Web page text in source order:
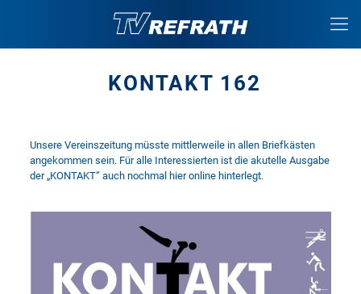
KONTAKT 162
Unsere Vereinszeitung müsste mittlerweile in allen Briefkästen
angekommen sein. Für alle Interessierten ist die akutelle Ausgabe
der „KONTAKT“ auch nochmal hier online hinterlegt.